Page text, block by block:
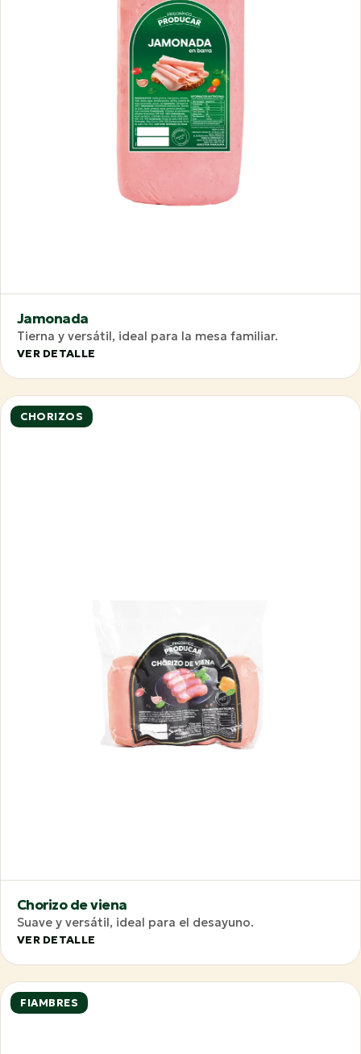
Jamonada
Tierna y versátil, ideal para la mesa familiar.
VER DETALLE
CHORIZOS
Chorizo de viena
Suave y versátil, ideal para el desayuno.
VER DETALLE
FIAMBRES